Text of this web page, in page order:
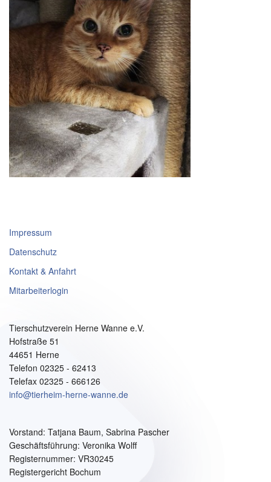
Impressum
Datenschutz
Kontakt & Anfahrt
Mitarbeiterlogin
Tierschutzverein Herne Wanne e.V.
Hofstraße 51
44651 Herne
Telefon 02325 - 62413
Telefax 02325 - 666126
info@tierheim-herne-wanne.de
Vorstand: Tatjana Baum, Sabrina Pascher
Geschäftsführung: Veronika Wolff
Registernummer: VR30245
Registergericht Bochum